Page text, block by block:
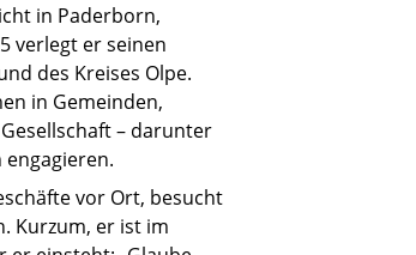
in Paderborn,
verlegt er seinen
des Kreises Olpe.
in Gemeinden,
– darunter
vor Ort, besucht
Kurzum, er ist im